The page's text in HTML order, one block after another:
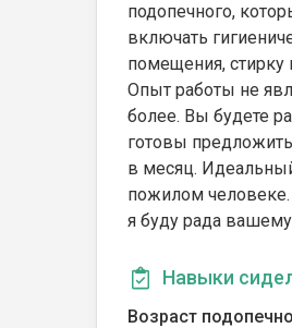
подопечного,
включать
помещения, стирку
Опыт работы не
более. Вы будете
готовы
в месяц.
пожилом
я буду рада
Навыки
Возраст